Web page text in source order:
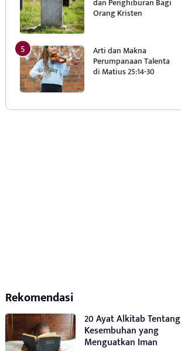
Orang Kristen
Arti dan Makna
Perumpanaan Talenta
di Matius 25:14-30
Rekomendasi
20 Ayat Alkitab Tentang
Kesembuhan yang
Menguatkan Iman